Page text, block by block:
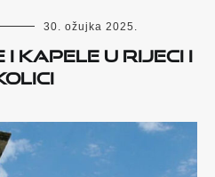
30. ožujka 2025.
kapele u Rijeci i